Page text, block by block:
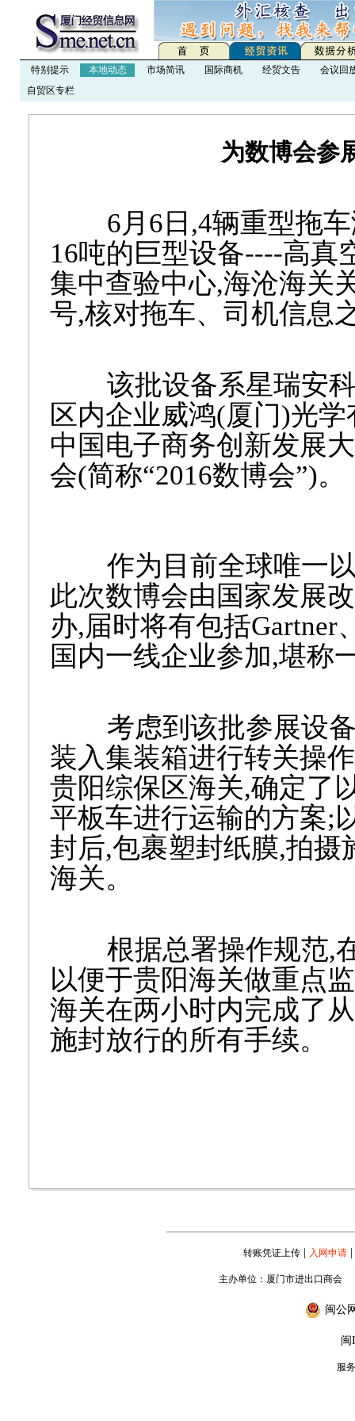
特别提示 本地动态 市场简讯 国际商机 经贸文告
会议回
自贸区专栏
为数博会参
6月6日,4辆重型拖车
16吨的巨型设备----高真
集中查验中心,海沧海关
号,核对拖车、司机信息
该批设备系星瑞安科
区内企业威鸿(厦门)光
中国电子商务创新发展
会(简称“2016数博会”)。
作为目前全球唯一以
此次数博会由国家发展
办,届时将有包括
国内一线企业参加,堪称
考虑到该批参展设备
装入集装箱进行转关操
贵阳综保区海关,确定了
平板车进行运输的方案;
封后,包裹塑封纸膜,拍摄
海关。
根据总署操作规范,在
以便于贵阳海关做重点
海关在两小时内完成了
施封放行的所有手续。
转账凭证上传| 入网申请|
主办单位：厦门市进出口商
闽公
闽
服